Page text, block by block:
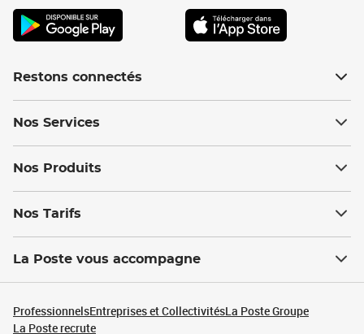
Restons connectés
Nos Services
Nos Produits
Nos Tarifs
La Poste vous accompagne
ProfessionnelsEntreprises et CollectivitésLa Poste Groupe
La Poste recrute